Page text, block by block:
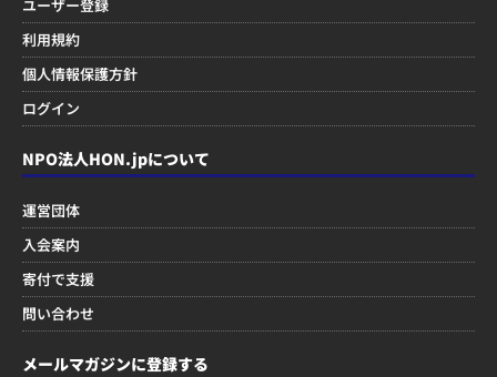
ユーザー登録
利用規約
個人情報保護方針
ログイン
NPO法人HON.jpについて
運営団体
入会案内
寄付で支援
問い合わせ
メールマガジンに登録する